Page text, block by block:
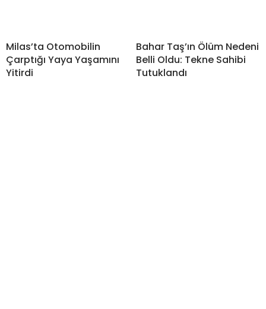
Milas’ta Otomobilin
Çarptığı Yaya Yaşamını
Yitirdi
Bahar Taş’ın Ölüm Nedeni
Belli Oldu: Tekne Sahibi
Tutuklandı